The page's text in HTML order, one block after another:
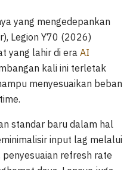
yang mengedepankan
Legion Y70 (2026)
yang lahir di era AI
kali ini terletak
menyesuaikan beban
standar baru dalam hal
input lag melalui
refresh rate